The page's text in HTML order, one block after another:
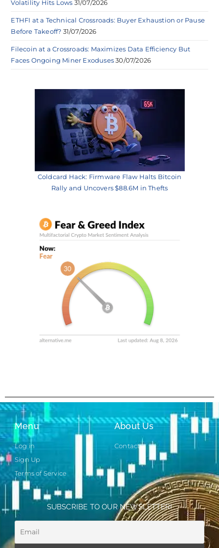
Volatility Hits Lows 31/07/2026
ETHFI at a Technical Crossroads: Buyer Exhaustion or Pause
Before Takeoff? 31/07/2026
Filecoin at a Crossroads: Maximizes Data Efficiency But
Faces Ongoing Miner Exoduses 30/07/2026
Coldcard Hack: Firmware Flaw Halts Bitcoin
Rally and Uncovers $88.6M in Thefts
Menu
Log in
Sign Up
Terms of Service
About Us
Contact
SUBSCRIBE TO OUR NEWSLETTER!